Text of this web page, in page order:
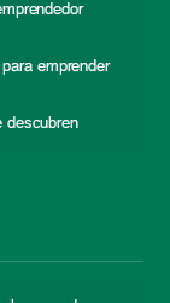
emprender
descubren